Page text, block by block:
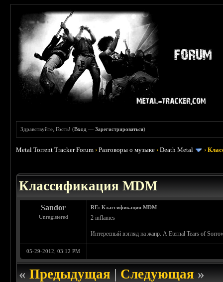
Здравствуйте, Гость! (Вход —Зарегистрироваться)
Metal Torrent Tracker Forum ›Разговоры о музыке ›Death Metal ›
Классификация MDM
Sandor
Unregistered
RE: Классификация MDM
2 inflames
Интересный взгляд на жанр. А Eternal Tears of
05-29-2012, 03:12 PM
«Предыдущая|Следующая»